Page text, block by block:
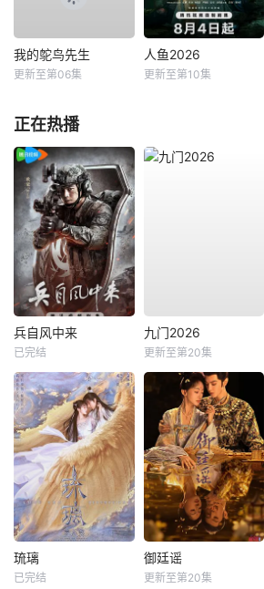
我的鸵鸟先生
更新至第06集
人鱼2026
更新至第10集
正在热播
兵自风中来
已完结
九门2026
更新至第20集
琉璃
已完结
御廷谣
更新至第20集